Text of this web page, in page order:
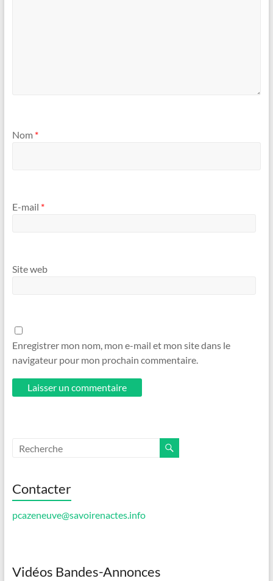
Nom *
E-mail *
Site web
Enregistrer mon nom, mon e-mail et mon site dans le
navigateur pour mon prochain commentaire.
Contacter
pcazeneuve@savoirenactes.info
Vidéos Bandes-Annonces